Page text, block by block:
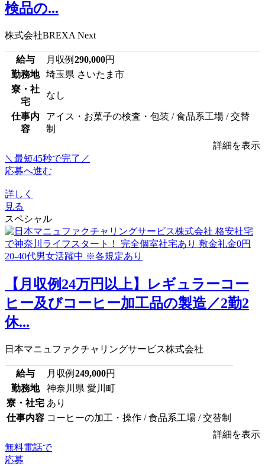
検品の...
株式会社BREXA Next
給与 月収例 290,000円
勤務地
埼玉県 さいたま市
寮・社
宅
なし
仕事内
容
アイス・お菓子の検査・包装 / 食品系工場 / 交替
制
詳細を表示
＼最短45秒で完了／
応募へ進む
詳しく
見る
スペシャル
【月収例24万円以上】レギュラーコー
ヒー及びコーヒー加工品の製造／2勤2
休...
日本マニュファクチャリングサービス株式会社
給与 月収例 249,000円
勤務地
神奈川県 愛川町
寮・社宅 あり
仕事内容 コーヒーの加工・操作 / 食品系工場 / 交替制
詳細を表示
無料電話で
応募